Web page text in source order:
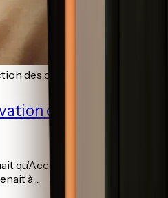
des consommateurs
d’Hébergement
qu’Accor (parmi d’autres
à ...